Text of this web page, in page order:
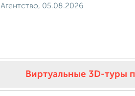
Агентство, 05.08.2026
Виртуальные 3D-туры